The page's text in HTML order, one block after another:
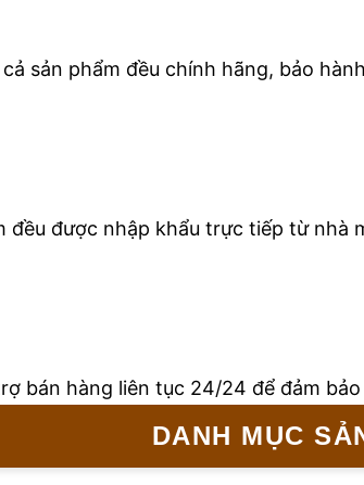
sản phẩm đều chính hãng, bảo
đều được nhập khẩu trực tiếp từ
bán hàng liên tục 24/24 để đảm
DANH MỤC